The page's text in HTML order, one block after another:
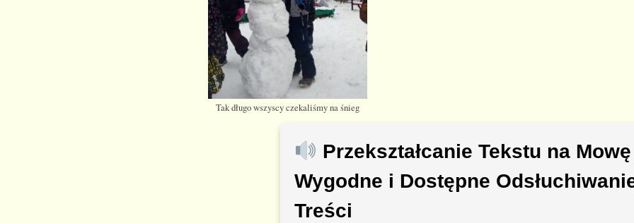
Tak długo wszyscy czekaliśmy na śnieg
Przekształcanie Tekstu na
Wygodne i Dostępne
Treści